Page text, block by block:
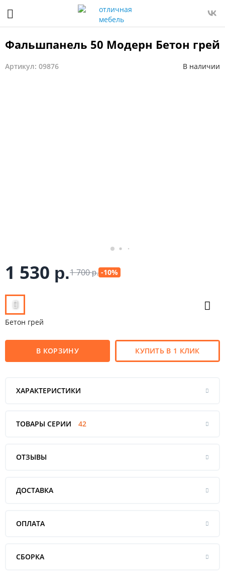
Фальшпанель 50 Модерн Бетон грей
Артикул: 09876 В наличии
1 530 р.1 700р. -10%
Бетон грей
В КОРЗИНУ КУПИТЬ В 1 КЛИК
ХАРАКТЕРИСТИКИ
ТОВАРЫ СЕРИИ 42
ОТЗЫВЫ
ДОСТАВКА
ОПЛАТА
СБОРКА